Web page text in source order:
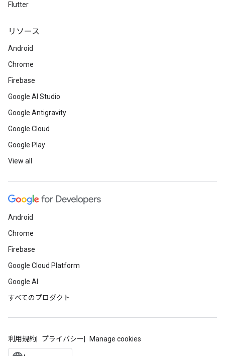
Flutter
リソース
Android
Chrome
Firebase
Google AI Studio
Google Antigravity
Google Cloud
Google Play
View all
Android
Chrome
Firebase
Google Cloud Platform
Google AI
すべてのプロダクト
利用規約 プライバシー Manage cookies